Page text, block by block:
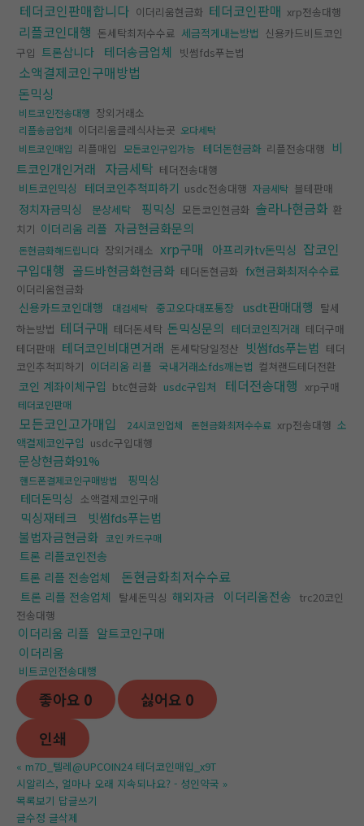
테더코인판매합니다 이더리움현금화 테더코인판매 xrp전송대행
리플코인대행 돈세탁최저수수료 세금적게내는방법 신용카드비트코인
구입 트론삽니다 테더송금업체 빗썸fds푸는법
소액결제코인구매방법
돈믹싱
비트코인전송대행 장외거래소
리플송금업체 이더리움클레식사는곳 오다세탁
비트코인매입 리플매입 모든코인구입가능 테더돈현금화 리플전송대행 비
트코인개인거래
자금세탁 테더전송대행
비트코인믹싱
테더코인추척피하기 usdc전송대행 자금세탁 블테판매
정치자금믹싱 문상세탁 핑믹싱 모든코인현금화 솔라나현금화 환
치기 이더리움 리플 자금현금화문의
돈현금화해드립니다 장외거래소 xrp구매 아프리카tv돈믹싱 잡코인
구입대행 골드바현금화현금화 테더돈현금화 fx현금화최저수수료
이더리움현금화
신용카드코인대행 대검세탁 중고오다대포통장 usdt판매대행 탈세
하는방법 테더구매 테더돈세탁 돈믹싱문의 테더코인직거래 테더구매
테더판매 테더코인비대면거래 돈세탁당일정산 빗썸fds푸는법 테더
코인추척피하기 이더리움 리플 국내거래소fds깨는법 컬쳐랜드테더전환
코인 계좌이체구입 btc현금화 usdc구입처 테더전송대행 xrp구매
테더코인판매
모든코인고가매입 24시코인업체 돈현금화최저수수료 xrp전송대행 소
액결제코인구입 usdc구입대행
문상현금화91%
핸드폰결제코인구매방법
핑믹싱
테더돈믹싱
소액결제코인구매
믹싱재테크
빗썸fds푸는법
불법자금현금화 코인 카드구매
트론 리플코인전송
트론 리플 전송업체
돈현금화최저수수료
트론 리플 전송업체 탈세돈믹싱 해외자금 이더리움전송 trc20코인
전송대행
이더리움 리플 알트코인구매
이더리움
비트코인전송대행
좋아요 0 싫어요 0
인쇄
« m7D_텔레@UPCOIN24 테더코인매입_x9T
시알리스, 얼마나 오래 지속되나요? - 성인약국 »
목록보기 답글쓰기
글수정 글삭제